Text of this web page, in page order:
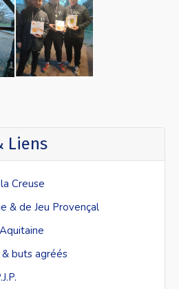
Liens
Creuse
& de Jeu Provençal
buts agréés